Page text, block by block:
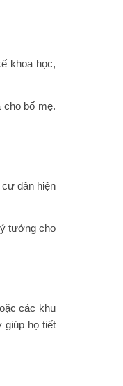
khoa học,
cho bố mẹ.
dân hiện
tưởng cho
các khu
giúp họ tiết